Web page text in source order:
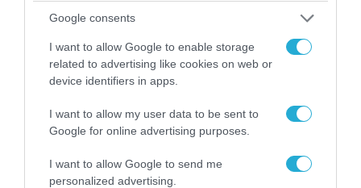
Google consents
I want to allow Google to enable storage
related to advertising like cookies on web or
device identifiers in apps.
I want to allow my user data to be sent to
Google for online advertising purposes.
I want to allow Google to send me
personalized advertising.
06.08.2026 | 17:02
Ουκρανία: Αποκαλύφθηκε ο αριθμός των
ξένων εθελοντών που πολεμούν για το Κίεβο